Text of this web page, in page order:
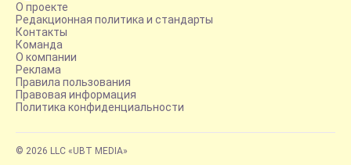
О проекте
Редакционная политика и стандарты
Контакты
Команда
О компании
Реклама
Правила пользования
Правовая информация
Политика конфиденциальности
© 2026 LLC «UBT MEDIA»